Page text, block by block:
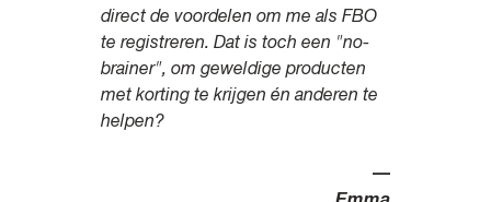
direct de voordelen om me als FBO
te registreren. Dat is toch een "no-
brainer", om geweldige producten
met korting te krijgen én anderen te
helpen?
—